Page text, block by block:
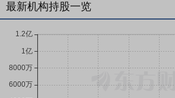
最新机构持股一览